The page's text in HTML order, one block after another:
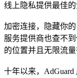
线上隐私提供最佳的
加密连接，隐藏你
服务提供商也查不
的位置并且无限流
十年以来，